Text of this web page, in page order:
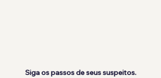
Siga os passos de seus suspeitos.